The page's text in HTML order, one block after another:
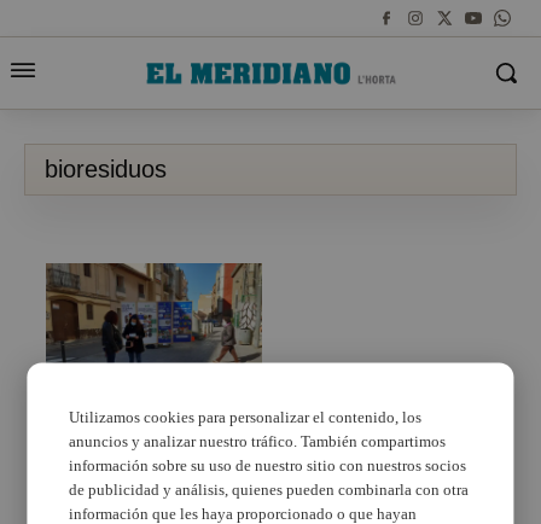
bioresiduos
Quart de Poblet sigue
con su apuesta firme
por el reciclaje
Utilizamos cookies para personalizar el contenido, los
anuncios y analizar nuestro tráfico. También compartimos
información sobre su uso de nuestro sitio con nuestros socios
de publicidad y análisis, quienes pueden combinarla con otra
información que les haya proporcionado o que hayan